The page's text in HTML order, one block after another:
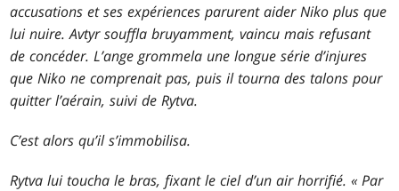
accusations et ses expériences parurent aider Niko plus que
lui nuire. Avtyr souffla bruyamment, vaincu mais refusant
de concéder. L’ange grommela une longue série d’injures
que Niko ne comprenait pas, puis il tourna des talons pour
quitter l’aérain, suivi de Rytva.
C’est alors qu’il s’immobilisa.
Rytva lui toucha le bras, fixant le ciel d’un air horrifié. « Par